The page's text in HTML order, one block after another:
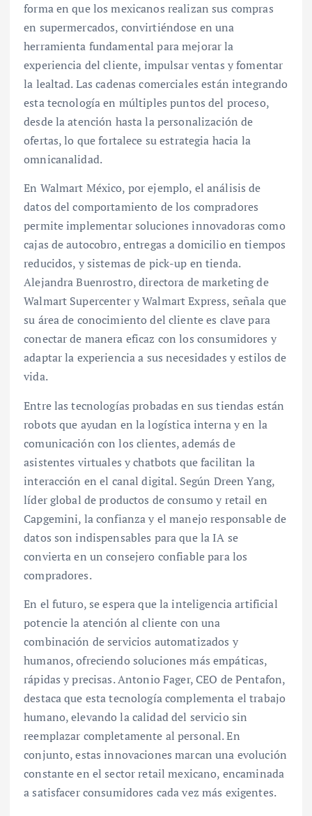
forma en que los mexicanos realizan sus compras
en supermercados, convirtiéndose en una
herramienta fundamental para mejorar la
experiencia del cliente, impulsar ventas y fomentar
la lealtad. Las cadenas comerciales están integrando
esta tecnología en múltiples puntos del proceso,
desde la atención hasta la personalización de
ofertas, lo que fortalece su estrategia hacia la
omnicanalidad.
En Walmart México, por ejemplo, el análisis de
datos del comportamiento de los compradores
permite implementar soluciones innovadoras como
cajas de autocobro, entregas a domicilio en tiempos
reducidos, y sistemas de pick-up en tienda.
Alejandra Buenrostro, directora de marketing de
Walmart Supercenter y Walmart Express, señala que
su área de conocimiento del cliente es clave para
conectar de manera eficaz con los consumidores y
adaptar la experiencia a sus necesidades y estilos de
vida.
Entre las tecnologías probadas en sus tiendas están
robots que ayudan en la logística interna y en la
comunicación con los clientes, además de
asistentes virtuales y chatbots que facilitan la
interacción en el canal digital. Según Dreen Yang,
líder global de productos de consumo y retail en
Capgemini, la confianza y el manejo responsable de
datos son indispensables para que la IA se
convierta en un consejero confiable para los
compradores.
En el futuro, se espera que la inteligencia artificial
potencie la atención al cliente con una
combinación de servicios automatizados y
humanos, ofreciendo soluciones más empáticas,
rápidas y precisas. Antonio Fager, CEO de Pentafon,
destaca que esta tecnología complementa el trabajo
humano, elevando la calidad del servicio sin
reemplazar completamente al personal. En
conjunto, estas innovaciones marcan una evolución
constante en el sector retail mexicano, encaminada
a satisfacer consumidores cada vez más exigentes.